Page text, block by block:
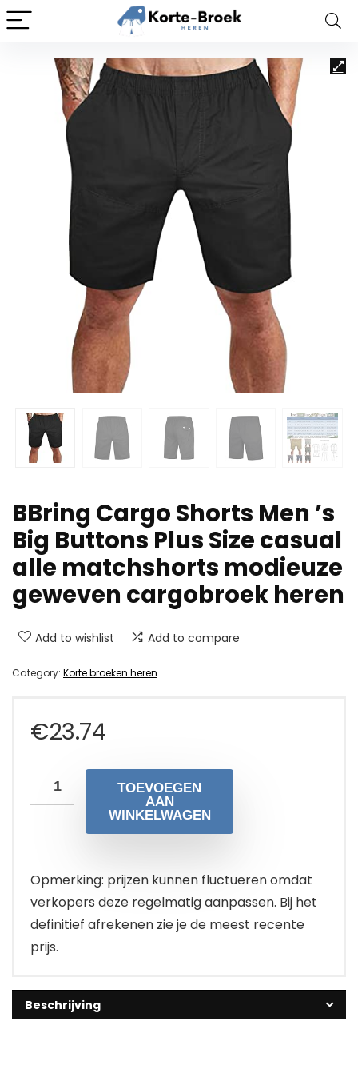
BBring Cargo Shorts Men ’s
Big Buttons Plus Size casual
alle matchshorts modieuze
geweven cargobroek heren
Add to wishlist Add to compare
Category: Korte broeken heren
€23.74
TOEVOEGEN
AAN
WINKELWAGEN
Opmerking: prijzen kunnen fluctueren omdat
verkopers deze regelmatig aanpassen. Bij het
definitief afrekenen zie je de meest recente
prijs.
Beschrijving